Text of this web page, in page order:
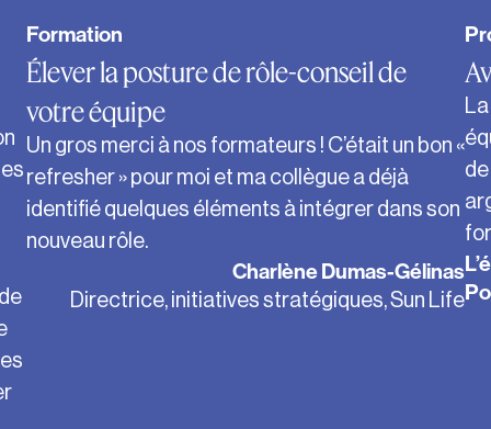
Formation
Élever la posture de rôle-conseil de
votre équipe
Un gros merci à nos formateurs ! C’était un bon «
refresher » pour moi et ma collègue a déjà
identifié quelques éléments à intégrer dans son
nouveau rôle.
Charlène Dumas-Gélinas
Directrice, initiatives stratégiques, Sun Life